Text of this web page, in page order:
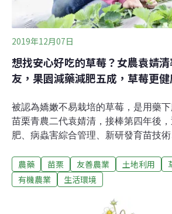
莓那酸甜又帶濃烈香氣的味道。不過
多了，
2019年12月07日
想找安心好吃的草莓？女農袁婧
友，果園減藥減肥五成，草莓更
被認為嬌嫩不易栽培的草莓，是用藥下
苗栗青農二代袁婧清，接棒第四年後
肥、病蟲害綜合管理、新研發育苗技
更多了許多「神隊友」，例如可制衡
薊馬，種植蒜頭趨避害蟲等，也讓袁婧
湖鄉每年出產國內80%草莓，被稱為
農藥 苗栗 友善農業 土地利用
有機農業
生活環境